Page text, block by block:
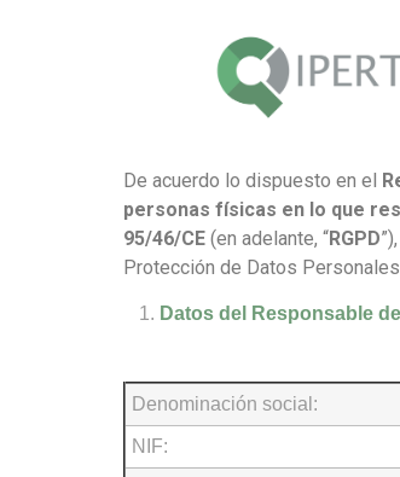
De acuerdo lo dispuesto en el
personas físicas en lo que
95/46/CE (en adelante, “RGPD
Protección de Datos
Datos del Responsable
Denominación social:
NIF: